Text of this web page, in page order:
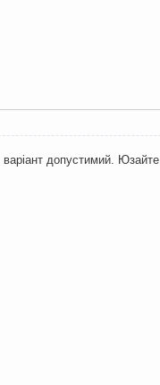
варіант допустимий. Юзайте